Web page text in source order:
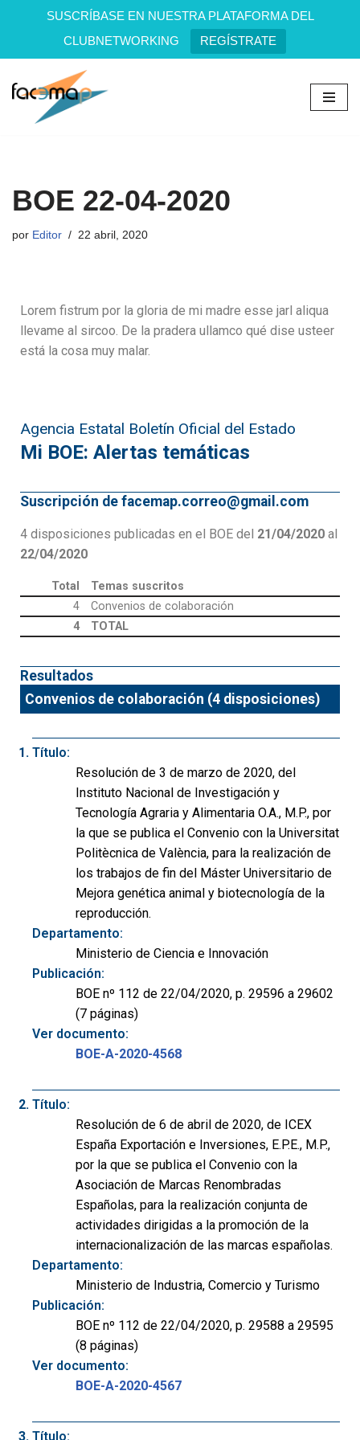
SUSCRÍBASE EN NUESTRA PLATAFORMA DEL
CLUBNETWORKING
REGÍSTRATE
Saltar
BOE 22-04-2020
por Editor 22 abril, 2020
Lorem fistrum por la gloria de mi madre esse jarl aliqua
llevame al sircoo. De la pradera ullamco qué dise usteer
está la cosa muy malar.
Agencia Estatal Boletín Oficial del Estado
Mi BOE: Alertas temáticas
Suscripción de facemap.correo@gmail.com
4 disposiciones publicadas en el BOE del 21/04/2020 al
22/04/2020
Total
Temas suscritos
4
Convenios de colaboración
4
TOTAL
Resultados
Convenios de colaboración (4 disposiciones)
Título:
Resolución de 3 de marzo de 2020, del
Instituto Nacional de Investigación y
Tecnología Agraria y Alimentaria O.A., M.P., por
la que se publica el Convenio con la Universitat
Politècnica de València, para la realización de
los trabajos de fin del Máster Universitario de
Mejora genética animal y biotecnología de la
reproducción.
Departamento:
Ministerio de Ciencia e Innovación
Publicación:
BOE nº 112 de 22/04/2020, p. 29596 a 29602
(7 páginas)
Ver documento:
BOE-A-2020-4568
Título:
Resolución de 6 de abril de 2020, de ICEX
España Exportación e Inversiones, E.P.E., M.P.,
por la que se publica el Convenio con la
Asociación de Marcas Renombradas
Españolas, para la realización conjunta de
actividades dirigidas a la promoción de la
internacionalización de las marcas españolas.
Departamento:
Ministerio de Industria, Comercio y Turismo
Publicación:
BOE nº 112 de 22/04/2020, p. 29588 a 29595
(8 páginas)
Ver documento:
BOE-A-2020-4567
Título: